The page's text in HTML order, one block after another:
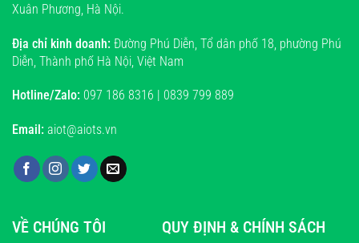
Xuân Phương, Hà Nội.
Địa chỉ kinh doanh: Đường Phú Diễn, Tổ dân phố 18, phường Phú
Diễn, Thành phố Hà Nội, Việt Nam
Hotline/Zalo: 097 186 8316 | 0839 799 889
Email: aiot@aiots.vn
VỀ CHÚNG TÔI QUY ĐỊNH & CHÍNH SÁCH